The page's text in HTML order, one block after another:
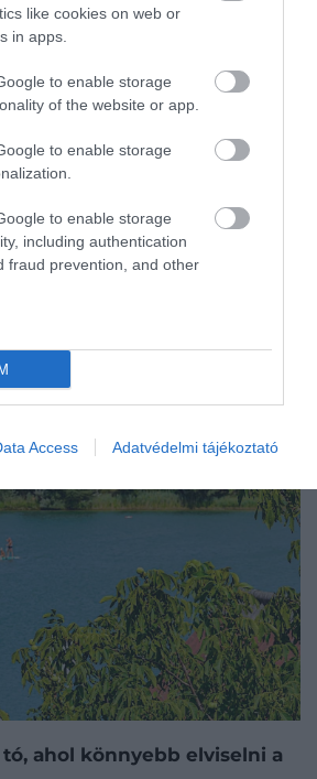
like cookies on web or
in apps.
to enable storage
of the website or app.
to enable storage
to enable storage
including authentication
fraud prevention, and other
Access Adatvédelmi tájékoztató
ahol könnyebb elviselni a